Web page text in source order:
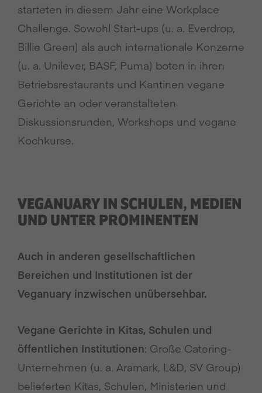
starteten in diesem Jahr eine Workplace
Challenge. Sowohl Start-ups (u. a. Everdrop,
Billie Green) als auch internationale Konzerne
(u. a. Unilever, BASF, Puma) boten in ihren
Betriebsrestaurants und Kantinen vegane
Gerichte an oder veranstalteten
Diskussionsrunden, Workshops und vegane
Kochkurse.
VEGANUARY IN SCHULEN, MEDIEN
UND UNTER PROMINENTEN
Auch in anderen gesellschaftlichen
Bereichen und Institutionen ist der
Veganuary inzwischen unübersehbar.
Vegane Gerichte in Kitas, Schulen und
öffentlichen Institutionen: Große Catering-
Unternehmen (u. a. Aramark, L&D, SV Group)
belieferten Kitas, Schulen, Ministerien und